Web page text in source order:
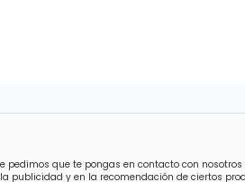
que te pongas en contacto con
y en la recomendación de ciertos